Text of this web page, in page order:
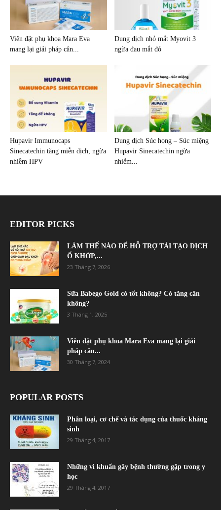
Viên đặt phụ khoa Mara Eva
mang lại giải pháp cân...
Dung dịch nhỏ mắt Myovit 3
ngừa đau mắt đỏ
Hupavir Immunocaps
Sinecatechin tăng miễn dịch, ngừa
nhiễm HPV
Dung dịch Súc họng – Súc miệng
Hupavir Sinecatechin ngừa
nhiễm...
EDITOR PICKS
LÀM THẾ NÀO ĐỂ HỖ TRỢ TÁI TẠO DỊCH
Ổ KHỚP,...
23 Tháng 7, 2026
Sữa Babego Gold có tốt không? Có tăng cân
không?
3 Tháng 1, 2025
Viên đặt phụ khoa Mara Eva mang lại giải
pháp cân...
30 Tháng 7, 2024
POPULAR POSTS
Phân loại, cơ chế và tác dụng của thuốc kháng
sinh
29 Tháng 4, 2017
Những vi khuẩn gây bệnh thường gặp trong y
học
29 Tháng 4, 2017